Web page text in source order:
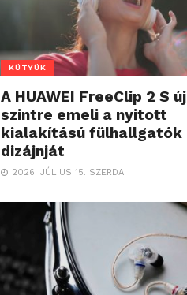
KÜTYÜK
A HUAWEI FreeClip 2 S új
szintre emeli a nyitott
kialakítású fülhallgatók
dizájnját
2026. JÚLIUS 15. SZERDA